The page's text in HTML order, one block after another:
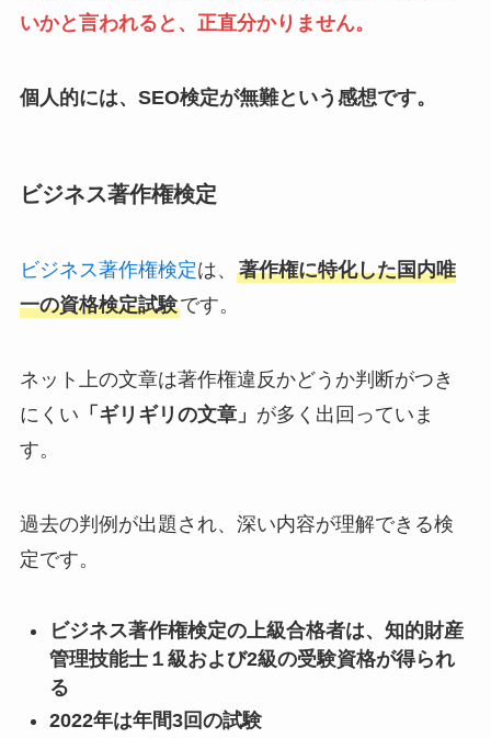
いかと言われると、正直分かりません。
個人的には、SEO検定が無難という感想です。
ビジネス著作権検定
ビジネス著作権検定は、 著作権に特化した国内唯
一の資格検定試験です。
ネット上の文章は著作権違反かどうか判断がつき
にくい 「ギリギリの文章」 が多く出回っていま
す。
過去の判例が出題され、深い内容が理解できる検
定です。
ビジネス著作権検定の上級合格者は、知的財産
管理技能士１級および2級の受験資格が得られ
る
2022年は年間3回の試験